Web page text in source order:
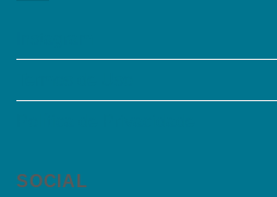
SOCIAL